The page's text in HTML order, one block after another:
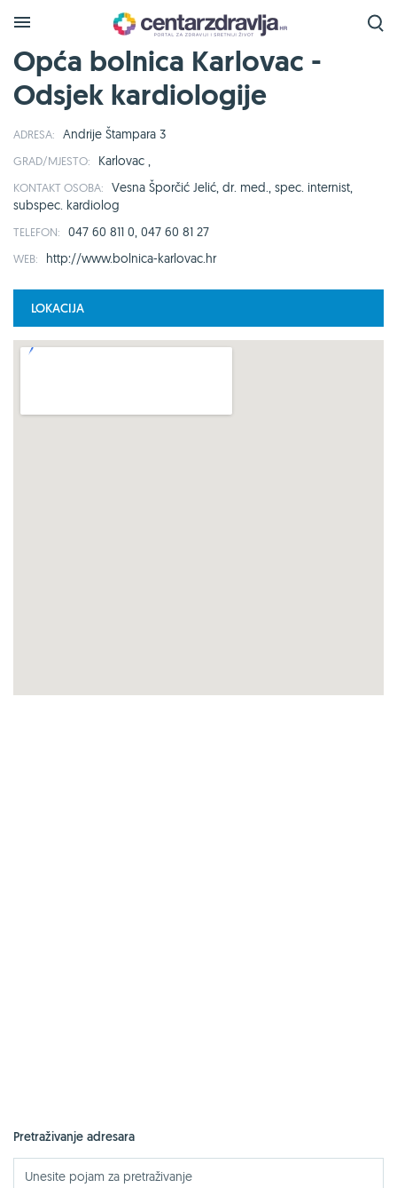
Opća bolnica Karlovac -
Odsjek kardiologije
ADRESA: Andrije Štampara 3
GRAD/MJESTO: Karlovac ,
KONTAKT OSOBA:
Vesna Šporčić Jelić, dr. med., spec. internist,
subspec. kardiolog
TELEFON: 047 60 811 0, 047 60 81 27
WEB: http://www.bolnica-karlovac.hr
LOKACIJA
Pretraživanje adresara